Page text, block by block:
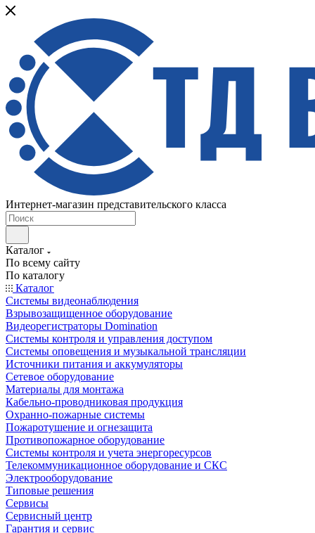
Интернет-магазин представительского класса
Каталог
По всему сайту
По каталогу
Каталог
Системы видеонаблюдения
Взрывозащищенное оборудование
Видеорегистраторы Domination
Системы контроля и управления доступом
Системы оповещения и музыкальной трансляции
Источники питания и аккумуляторы
Сетевое оборудование
Материалы для монтажа
Кабельно-проводниковая продукция
Охранно-пожарные системы
Пожаротушение и огнезащита
Противопожарное оборудование
Системы контроля и учета энергоресурсов
Телекоммуникационное оборудование и СКС
Электрооборудование
Типовые решения
Сервисы
Сервисный центр
Гарантия и сервис